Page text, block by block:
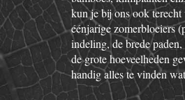
kun je bij ons ook terecht
éénjarige zomerbloeiers
indeling, de brede
de grote hoeveelheden
handig alles te vinden